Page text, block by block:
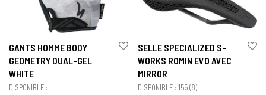
GANTS HOMME BODY
GEOMETRY DUAL-GEL
WHITE
DISPONIBLE :
SELLE SPECIALIZED S-
WORKS ROMIN EVO AVEC
MIRROR
DISPONIBLE : 155 (8)